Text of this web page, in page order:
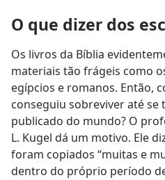
O que dizer dos
Os livros da Bíblia
materiais tão frágeis como
egípcios e romanos. Então,
conseguiu sobreviver até
publicado do mundo? O
L. Kugel dá um motivo. Ele
foram copiados “muitas e
dentro do próprio período